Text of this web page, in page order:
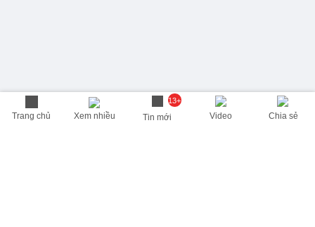
Trang chủ Xem nhiều
13+
Tin mới Video Chia sẻ